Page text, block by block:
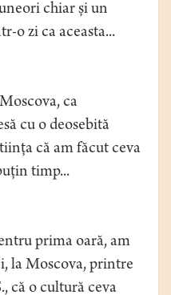
chiar și un
o zi ca aceasta...
ca
cu o deosebită
că am făcut ceva
timp...
prima oară, am
la Moscova, printre
că o cultură ceva